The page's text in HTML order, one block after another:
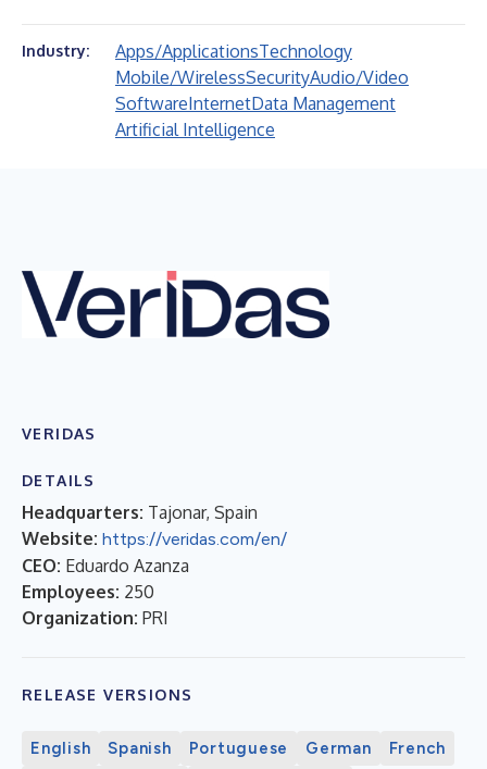
Industry: Apps/ApplicationsTechnology
Mobile/WirelessSecurityAudio/Video
SoftwareInternetData Management
Artificial Intelligence
VERIDAS
DETAILS
Headquarters: Tajonar, Spain
Website: https://veridas.com/en/
CEO: Eduardo Azanza
Employees: 250
Organization: PRI
RELEASE VERSIONS
English Spanish Portuguese German French